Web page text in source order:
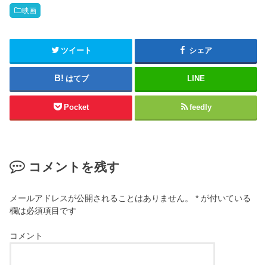
映画
ツイート シェア
はてブ LINE
Pocket feedly
コメントを残す
メールアドレスが公開されることはありません。 * が付いている
欄は必須項目です
コメント